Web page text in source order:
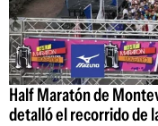
Half Maratón de
detalló el recorrido de